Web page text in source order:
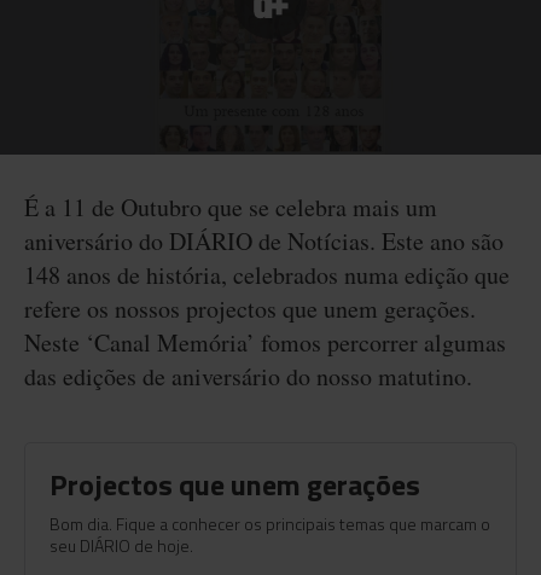
É a 11 de Outubro que se celebra mais um
aniversário do DIÁRIO de Notícias. Este ano são
148 anos de história, celebrados numa edição que
refere os nossos projectos que unem gerações.
Neste ‘Canal Memória’ fomos percorrer algumas
das edições de aniversário do nosso matutino.
Projectos que unem gerações
Bom dia. Fique a conhecer os principais temas que marcam o
seu DIÁRIO de hoje.